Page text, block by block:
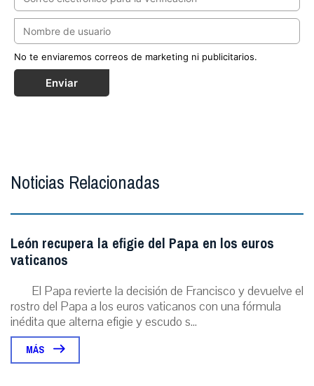
No te enviaremos correos de marketing ni publicitarios.
Enviar
Noticias Relacionadas
León recupera la efigie del Papa en los euros
vaticanos
El Papa revierte la decisión de Francisco y devuelve el
rostro del Papa a los euros vaticanos con una fórmula
inédita que alterna efigie y escudo s...
MÁS